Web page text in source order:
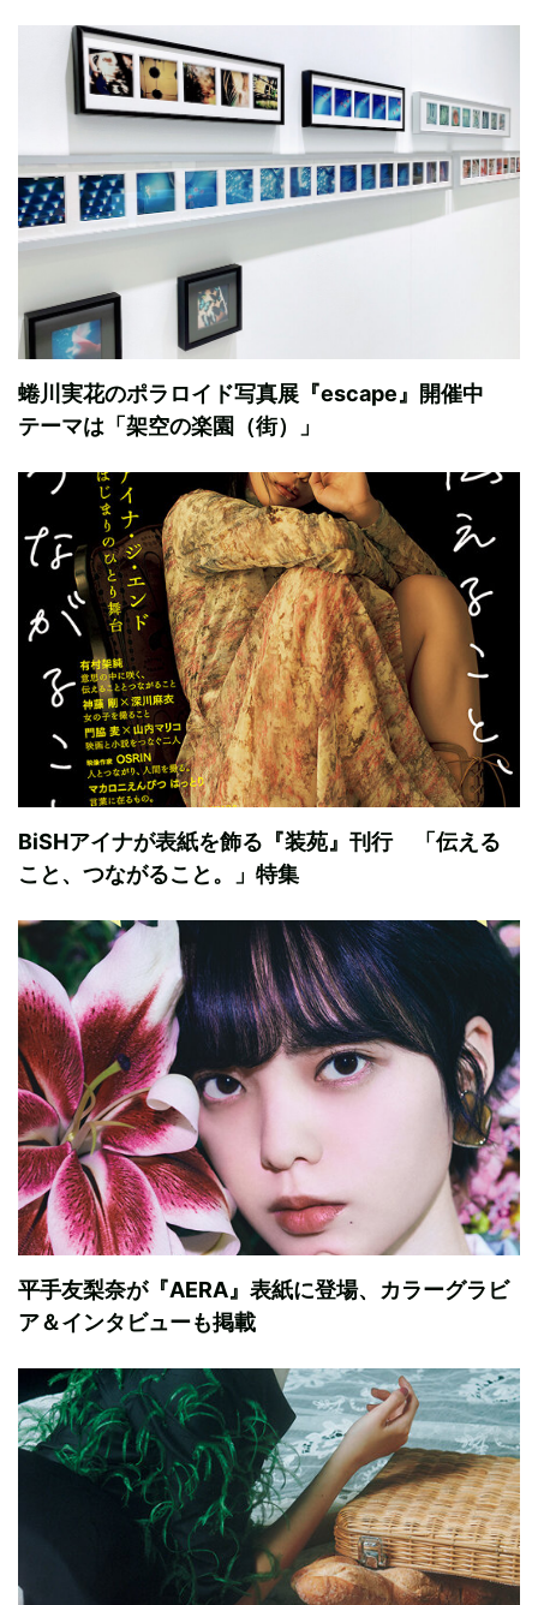
蜷川実花のポラロイド写真展『escape』開催中
テーマは「架空の楽園（街）」
BiSHアイナが表紙を飾る『装苑』刊行 「伝える
こと、つながること。」特集
平手友梨奈が『AERA』表紙に登場、カラーグラビ
ア＆インタビューも掲載